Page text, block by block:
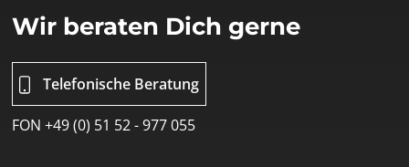
Wir beraten Dich gerne
Telefonische Beratung
FON +49 (0) 51 52 - 977 055